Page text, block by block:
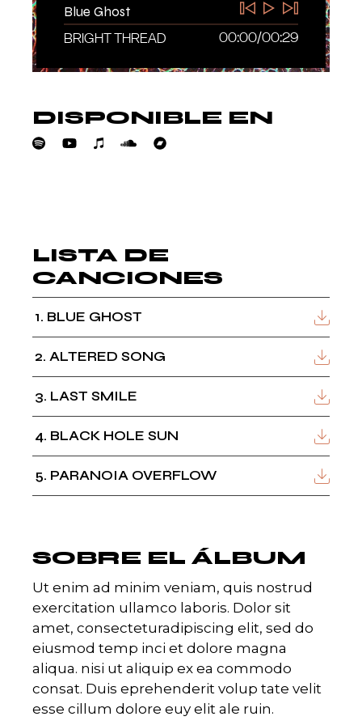
Blue Ghost
BRIGHT THREAD 00:00/00:29
DISPONIBLE EN
LISTA DE
CANCIONES
1 BLUE GHOST
2 ALTERED SONG
3 LAST SMILE
4 BLACK HOLE SUN
5 PARANOIA OVERFLOW
SOBRE EL ÁLBUM
Ut enim ad minim veniam, quis nostrud
exercitation ullamco laboris. Dolor sit
amet, consecteturadipiscing elit, sed do
eiusmod temp inci et dolore magna
aliqua. nisi ut aliquip ex ea commodo
consat. Duis eprehenderit volup tate velit
esse cillum dolore euy elit ale ruin.